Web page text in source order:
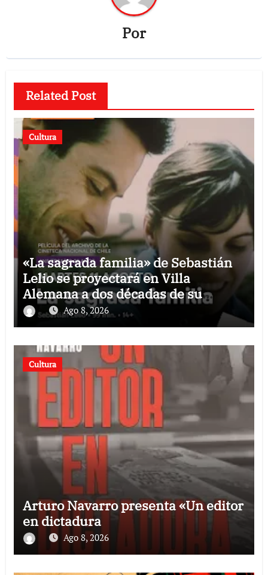
Por
Related Post
Cultura
«La sagrada familia» de Sebastián
Lelio se proyectará en Villa
Alemana a dos décadas de su
estrenoAgo 8, 2026
Cultura
Arturo Navarro presenta «Un editor
en dictadura
Ago 8, 2026